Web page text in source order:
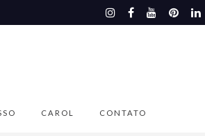
CAROL CONTATO